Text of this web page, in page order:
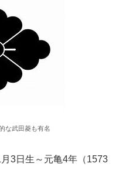
な武田菱も有名
3日生～元亀4年（1573